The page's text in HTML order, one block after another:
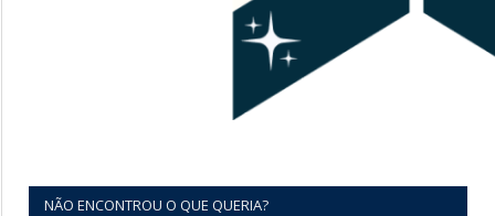
NÃO ENCONTROU O QUE QUERIA?